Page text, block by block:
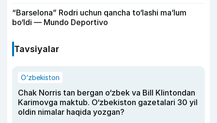
“Barselona” Rodri uchun qancha to‘lashi ma’lum
bo‘ldi — Mundo Deportivo
Tavsiyalar
O‘zbekiston
Chak Norris tan bergan o‘zbek va Bill Klintondan
Karimovga maktub. O‘zbekiston gazetalari 30 yil
oldin nimalar haqida yozgan?